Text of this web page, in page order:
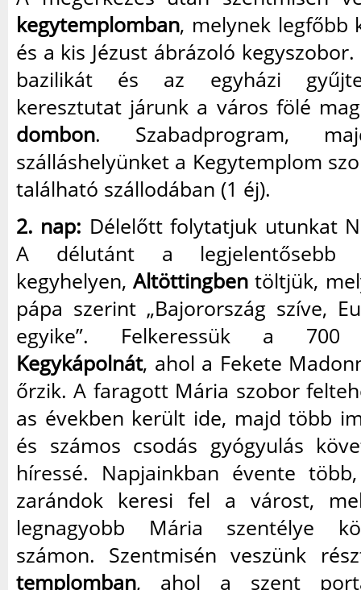
kegytemplomban, melynek legfőbb
és a kis Jézust ábrázoló
bazilikát és az egyházi
keresztutat járunk a város fölé
dombon. Szabadprogram,
szálláshelyünket a Kegytemplom
található szállodában (1 éj).
2. nap: Délelőtt folytatjuk utunkat
A délutánt a legjelentősebb
kegyhelyen,Altöttingben töltjük,
pápa szerint „Bajorország szíve,
egyike”. Felkeressük a
Kegykápolnát, ahol a Fekete
őrzik. A faragott Mária szobor
as években került ide, majd több
és számos csodás gyógyulás
híressé. Napjainkban évente
zarándok keresi fel a várost,
legnagyobb Mária szentélye
számon. Szentmisén veszünk
templomban, ahol a szent